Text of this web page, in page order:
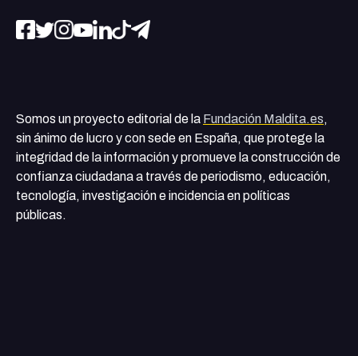
Somos un proyecto editorial de la Fundación Maldita.es,
sin ánimo de lucro y con sede en España, que protege la
integridad de la información y promueve la construcción de
confianza ciudadana a través de periodismo, educación,
tecnología, investigación e incidencia en políticas
públicas.